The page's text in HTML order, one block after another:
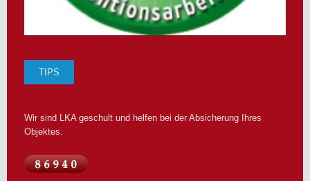
TIPS
Wir sind LKA geschult und helfen bei der Absicherung Ihres
Objektes.